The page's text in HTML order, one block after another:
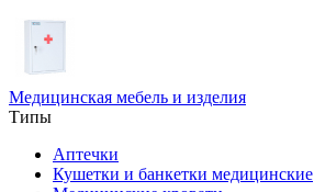
Медицинская мебель и изделия
Типы
Аптечки
Кушетки и банкетки медицинские